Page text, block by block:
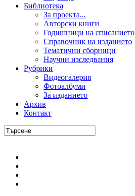
Библиотека
За проекта...
Авторски книги
Годишници на списанието
Справочник на изданието
Тематични сборници
Научни изследвания
Рубрики
Видеогалерия
Фотоалбуми
За изданието
Архив
Контакт